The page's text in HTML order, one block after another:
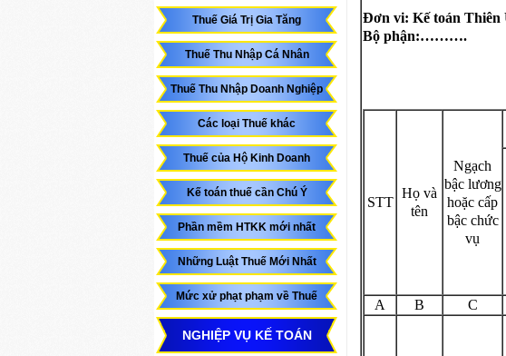
Thuế Giá Trị Gia Tăng
Thuế Thu Nhập Cá Nhân
Thuế Thu Nhập Doanh Nghiệp
Các loại Thuế khác
Thuế của Hộ Kinh Doanh
Kế toán thuế cần Chú Ý
Phần mềm HTKK mới nhất
Những Luật Thuế Mới Nhất
Mức xử phạt phạm về Thuế
NGHIỆP VỤ KẾ TOÁN
Đơn vi: Kế toán Thiên
Bộ phận:……….
STT
Họ và
tên
Ngạch
bậc lương
hoặc cấp
bậc chức
vụ
A B C